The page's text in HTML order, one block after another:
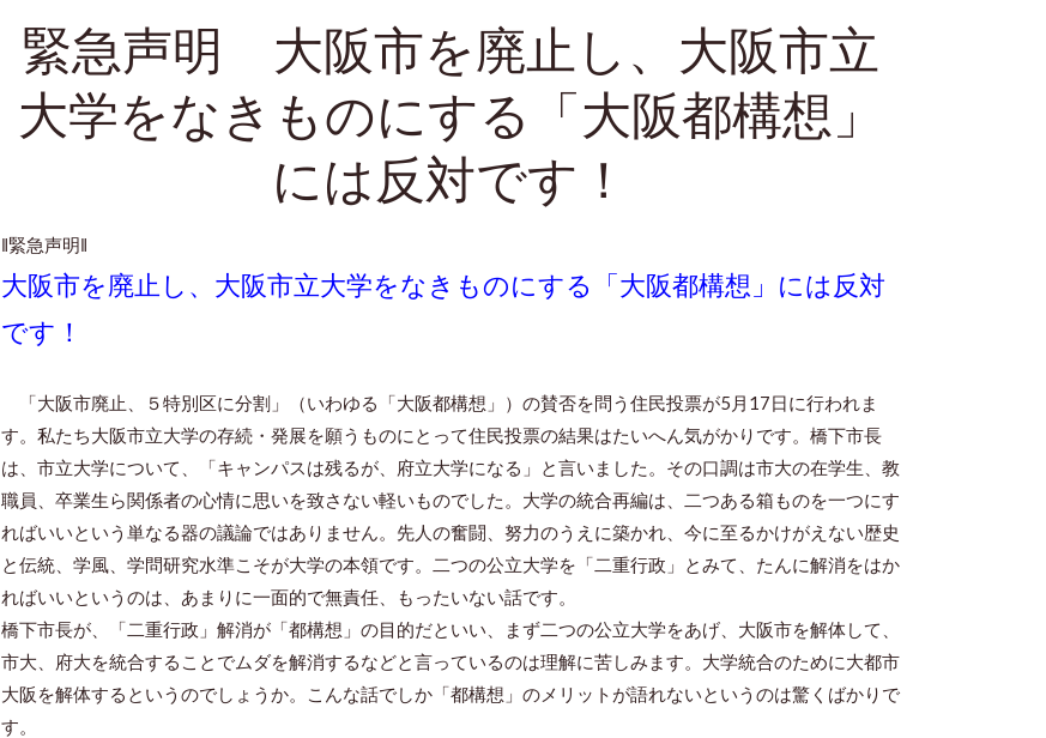
緊急声明 大阪市を廃止し、大阪市立
大学をなきものにする「大阪都構想」
には反対です！
‖緊急声明‖
大阪市を廃止し、大阪市立大学をなきものにする「大阪都構想」には反対
です！
「大阪市廃止、５特別区に分割」（いわゆる「大阪都構想」）の賛否を問う住民投票が5月17日に行われま
す。私たち大阪市立大学の存続・発展を願うものにとって住民投票の結果はたいへん気がかりです。橋下市長
は、市立大学について、「キャンパスは残るが、府立大学になる」と言いました。その口調は市大の在学生、教
職員、卒業生ら関係者の心情に思いを致さない軽いものでした。大学の統合再編は、二つある箱ものを一つにす
ればいいという単なる器の議論ではありません。先人の奮闘、努力のうえに築かれ、今に至るかけがえない歴史
と伝統、学風、学問研究水準こそが大学の本領です。二つの公立大学を「二重行政」とみて、たんに解消をはか
ればいいというのは、あまりに一面的で無責任、もったいない話です。
橋下市長が、「二重行政」解消が「都構想」の目的だといい、まず二つの公立大学をあげ、大阪市を解体して、
市大、府大を統合することでムダを解消するなどと言っているのは理解に苦しみます。大学統合のために大都市
大阪を解体するというのでしょうか。こんな話でしか「都構想」のメリットが語れないというのは驚くばかりで
す。